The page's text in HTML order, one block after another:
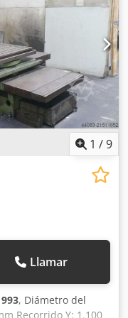
de ranura en T 22
Apeyxwwwo Ief
1 /9
Llamar
, Diámetro del
Recorrido Y: 1.100